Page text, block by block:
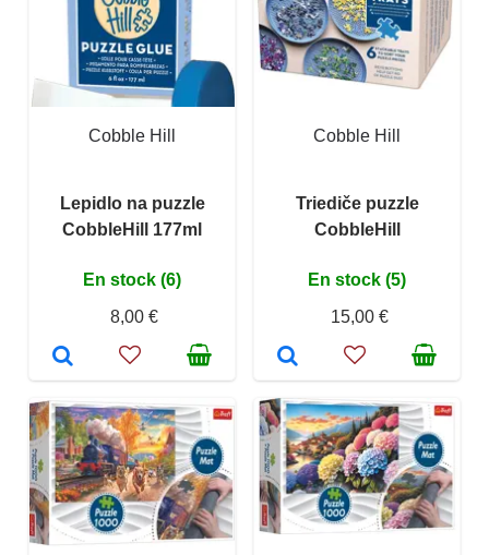
Cobble Hill
Lepidlo na puzzle
CobbleHill 177ml
En stock (6)
8,00 €
Cobble Hill
Triediče puzzle
CobbleHill
En stock (5)
15,00 €